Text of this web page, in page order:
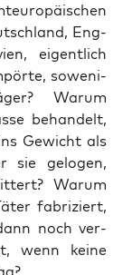
Eng­
eigent­lich
sowe­ni­
War­um
behan­delt,
Gewicht als
sie gelo­gen,
War­um
fabri­ziert,
noch ver­
wenn kei­ne